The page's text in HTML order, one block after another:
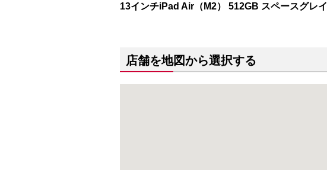
13インチiPad Air（M2） 512GB スペースグレイ
店舗を地図から選択する